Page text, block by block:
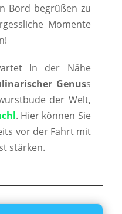
Bord begrüßen zu
Momente
In der Nähe
Genuss
der Welt,
. Hier können Sie
vor der Fahrt mit
stärken.